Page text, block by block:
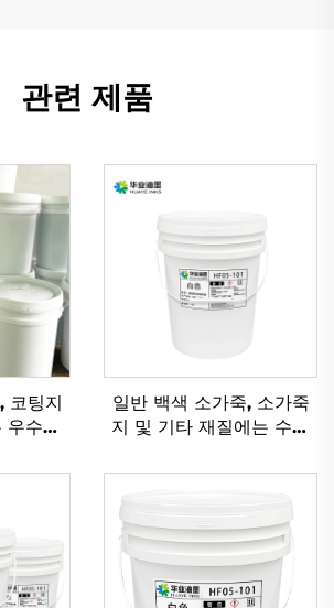
관련 제품
코팅지
우수한
니다.
일반 백색 소가죽, 소가죽
지 및 기타 재질에는 수성
에 매우 적합합니다.